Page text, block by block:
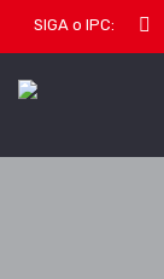
SIGA o IPC: